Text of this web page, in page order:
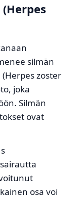
silmän
zoster
joka
Silmän
ovat
osa voi